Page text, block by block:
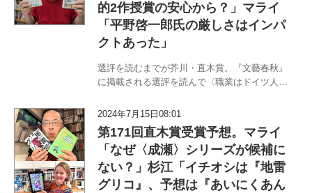
的2作授賞の安心から？」マライ
「平野啓一郎氏の厳しさはインパ
クトあった」
選評を読むまでが芥川・直木賞。『文藝春秋』
に掲載される選評を読んで〈職業はドイツ人〉
杉江松恋のチームM&Mがあれこれ考える対談が
やってまいりました。台風10号が猛威を奮った
8月31日にこっそ…
2024年7月15日08:01
第171回直木賞受賞予想。マライ
「なぜ〈成瀬〉シリーズが候補に
ない？」杉江「イチオシは『地雷
グリコ』、予想は『あいにくあん